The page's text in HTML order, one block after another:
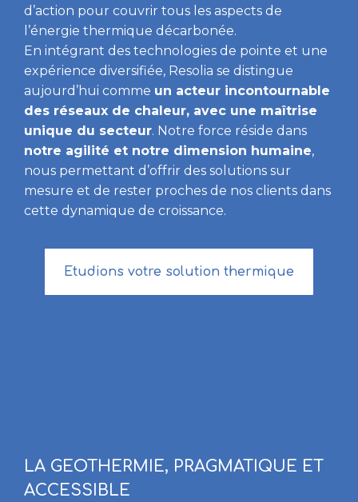
d’action pour couvrir tous les aspects de
l’énergie thermique décarbonée.
En intégrant des technologies de pointe et une
expérience diversifiée, Resolia se distingue
aujourd’hui comme un acteur incontournable
des réseaux de chaleur, avec une maîtrise
unique du secteur. Notre force réside dans
notre agilité et notre dimension humaine,
nous permettant d’offrir des solutions sur
mesure et de rester proches de nos clients dans
cette dynamique de croissance.
Etudions votre solution thermique
LA GEOTHERMIE, PRAGMATIQUE ET
ACCESSIBLE